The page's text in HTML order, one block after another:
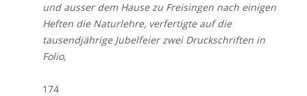
und ausser dem Hause zu Freisingen nach einigen
Heften die Naturlehre, verfertigte auf die
tausendjährige Jubelfeier zwei Druckschriften in
Folio,
174